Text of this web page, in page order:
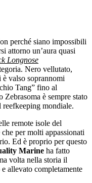
perché siano impossibili
attorno un’aura quasi
Longnose
Nero vellutato,
valso soprannomi
Tang” fino al
è sempre stato
mondiale.
remote isole del
per molti appassionati
Ed è proprio per questo
Marine ha fatto
volta nella storia il
allevato completamente